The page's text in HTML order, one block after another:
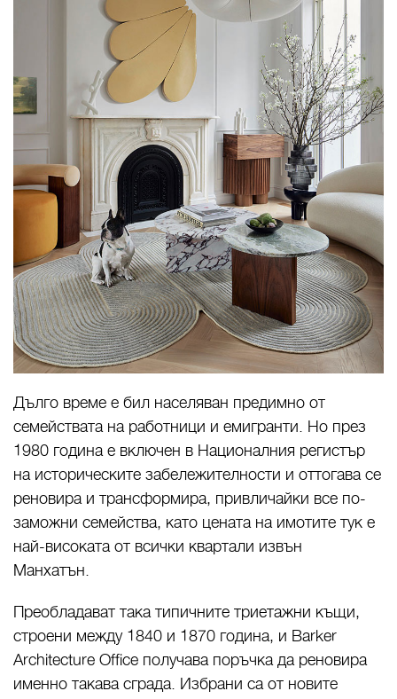
Дълго време е бил населяван предимно от
семействата на работници и емигранти. Но през
1980 година е включен в Националния регистър
на историческите забележителности и оттогава се
реновира и трансформира, привличайки все по-
заможни семейства, като цената на имотите тук е
най-високата от всички квартали извън
Манхатън.
Преобладават така типичните триетажни къщи,
строени между 1840 и 1870 година, и Barker
Architecture Office получава поръчка да реновира
именно такава сграда. Избрани са от новите